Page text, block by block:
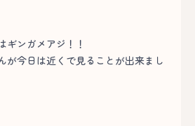
ギンガメアジ！！
が今日は近くで見ることが出来まし